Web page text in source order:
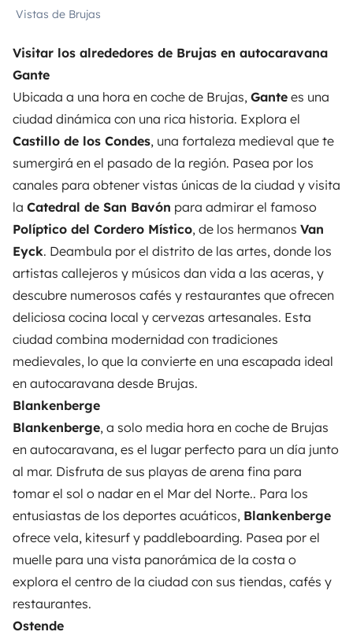
Vistas de Brujas
Visitar los alrededores de Brujas en autocaravana
Gante
Ubicada a una hora en coche de Brujas, Gante es una
ciudad dinámica con una rica historia. Explora el
Castillo de los Condes, una fortaleza medieval que te
sumergirá en el pasado de la región. Pasea por los
canales para obtener vistas únicas de la ciudad y visita
la Catedral de San Bavón para admirar el famoso
Políptico del Cordero Místico, de los hermanos Van
Eyck. Deambula por el distrito de las artes, donde los
artistas callejeros y músicos dan vida a las aceras, y
descubre numerosos cafés y restaurantes que ofrecen
deliciosa cocina local y cervezas artesanales. Esta
ciudad combina modernidad con tradiciones
medievales, lo que la convierte en una escapada ideal
en autocaravana desde Brujas.
Blankenberge
Blankenberge, a solo media hora en coche de Brujas
en autocaravana, es el lugar perfecto para un día junto
al mar. Disfruta de sus playas de arena fina para
tomar el sol o nadar en el Mar del Norte.. Para los
entusiastas de los deportes acuáticos, Blankenberge
ofrece vela, kitesurf y paddleboarding. Pasea por el
muelle para una vista panorámica de la costa o
explora el centro de la ciudad con sus tiendas, cafés y
restaurantes.
Ostende